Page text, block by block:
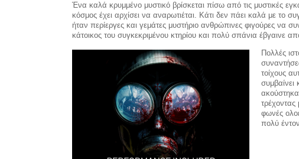
Ένα καλά κρυμμένο μυστικό βρίσκεται πίσω από τις μυστικές
κόσμος έχει αρχίσει να αναρωτιέται. Κάτι δεν πάει καλά με το
ήταν περίεργες και γεμάτες μυστήριο ανθρώπινες φιγούρες να
κάτοικος του συγκεκριμένου κτηρίου και πολύ σπάνια
Πολλές
τοίχους
συμβαίνει
τρέχοντας
φωνές
πολύ